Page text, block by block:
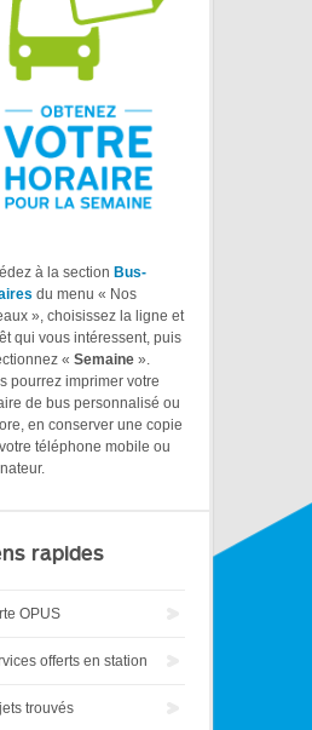
à la section Bus-
du menu « Nos
», choisissez la ligne et
qui vous intéressent, puis
« Semaine ».
pourrez imprimer votre
de bus personnalisé ou
en conserver une copie
téléphone mobile ou
rapides
OPUS
offerts en station
trouvés